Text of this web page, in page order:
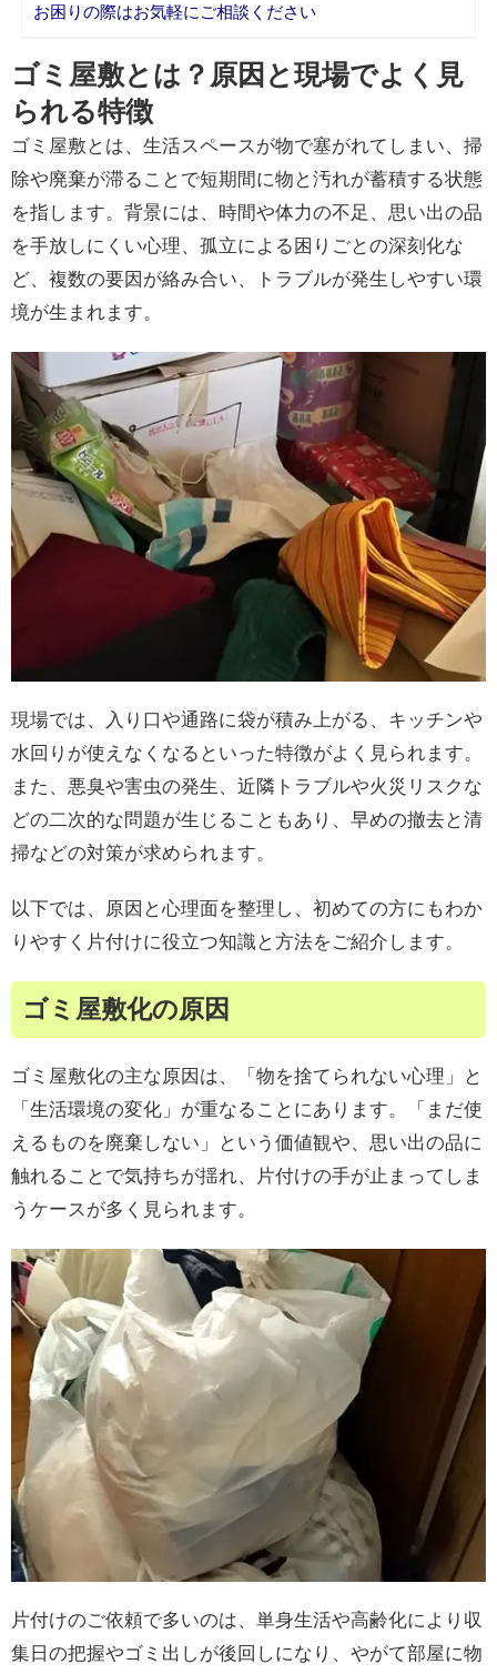
お困りの際はお気軽にご相談ください
ゴミ屋敷とは？原因と現場でよく見
られる特徴
ゴミ屋敷とは、生活スペースが物で塞がれてしまい、掃
除や廃棄が滞ることで短期間に物と汚れが蓄積する状態
を指します。背景には、時間や体力の不足、思い出の品
を手放しにくい心理、孤立による困りごとの深刻化な
ど、複数の要因が絡み合い、トラブルが発生しやすい環
境が生まれます。
現場では、入り口や通路に袋が積み上がる、キッチンや
水回りが使えなくなるといった特徴がよく見られます。
また、悪臭や害虫の発生、近隣トラブルや火災リスクな
どの二次的な問題が生じることもあり、早めの撤去と清
掃などの対策が求められます。
以下では、原因と心理面を整理し、初めての方にもわか
りやすく片付けに役立つ知識と方法をご紹介します。
ゴミ屋敷化の原因
ゴミ屋敷化の主な原因は、「物を捨てられない心理」と
「生活環境の変化」が重なることにあります。「まだ使
えるものを廃棄しない」という価値観や、思い出の品に
触れることで気持ちが揺れ、片付けの手が止まってしま
うケースが多く見られます。
片付けのご依頼で多いのは、単身生活や高齢化により収
集日の把握やゴミ出しが後回しになり、やがて部屋に物